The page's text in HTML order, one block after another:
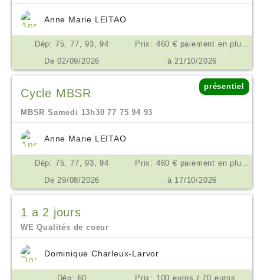
Anne Marie LEITAO
Dép: 75, 77, 93, 94
Prix: 460 € paiement en plusieurs fois possible €
De 02/09/2026
à 21/10/2026
Cycle MBSR
présentiel
MBSR Samedi 13h30 77 75 94 93
Anne Marie LEITAO
Dép: 75, 77, 93, 94
Prix: 460 € paiement en plusieurs fois possible €
De 29/08/2026
à 17/10/2026
1 a 2 jours
WE Qualités de coeur
Dominique Charleux-Larvor
Dép: 60